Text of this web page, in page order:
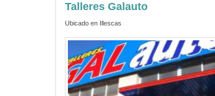
Talleres Galauto
Ubicado en Illescas